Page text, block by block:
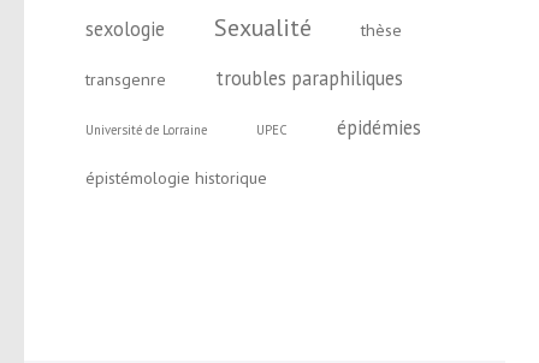
sexologie Sexualité thèse
transgenre troubles paraphiliques
Université de Lorraine UPEC épidémies
épistémologie historique